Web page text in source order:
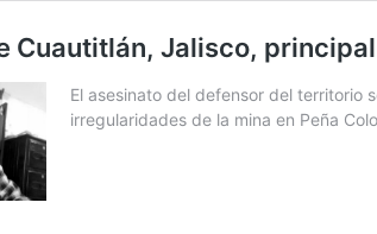
Cuautitlán, Jalisco,
El asesinato del defensor del territorio
irregularidades de la mina en Peña